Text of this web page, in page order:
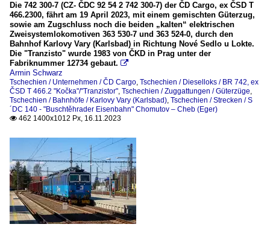
E-Loks
BR 193 (SIEMENS Vectron MS)
Österreich
Unternehmen
ELL - European Locomotive Leasing, Wien
Slowakei
Dieselloks
BR 742, ex ČSD T 466.2
E-Loks
2022
2023
Die 742 300-7 (CZ- ČDC 92 54 2 742 300-7) der ČD Cargo, ex ČSD T
466.2300, fährt am 19 April 2023, mit einem gemischten Güterzug,
sowie am Zugschluss noch die beiden „kalten“ elektrischen
Zweisystemlokomotiven 363 530-7 und 363 524-0, durch den
Bahnhof Karlovy Vary (Karlsbad) in Richtung Nové Sedlo u Lokte.
Die "Tranzisto" wurde 1983 von ČKD in Prag unter der
Fabriknummer 12734 gebaut. 
Armin Schwarz
Tschechien / Unternehmen / ČD Cargo, Tschechien / Dieselloks / BR 742, ex
ČSD T 466.2 "Kočka"/"Tranzistor", Tschechien / Zuggattungen / Güterzüge,
Tschechien / Bahnhöfe / Karlovy Vary (Karlsbad), Tschechien / Strecken / S
´DC 140 - "Buschtěhrader Eisenbahn" Chomutov – Cheb (Eger)
 462 1400x1012 Px, 16.11.2023